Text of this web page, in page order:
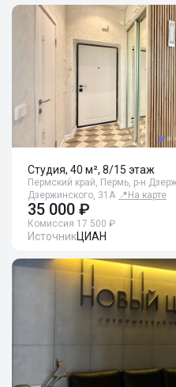
Студия, 40 м², 8/15 этаж
Пермский край, Пермь, р-н
Дзержинского, 31А 📍 На карте
35 000 ₽
Комиссия 17 500 ₽
ИсточникЦИАН